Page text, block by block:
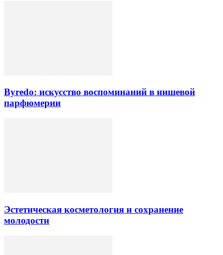
Byredo: искусство воспоминаний в нишевой
парфюмерии
Эстетическая косметология и сохранение
молодости